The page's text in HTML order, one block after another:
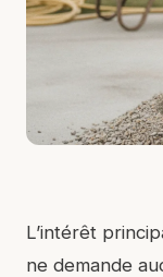
L’intérêt
ne demande